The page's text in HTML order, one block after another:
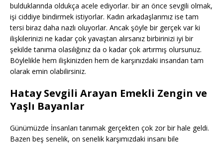
bulduklarında oldukça acele ediyorlar. bir an önce sevgili olmak,
işi ciddiye bindirmek istiyorlar. Kadın arkadaşlarımız ise tam
tersi biraz daha nazlı oluyorlar. Ancak şöyle bir gerçek var ki
ilişkilerinizi ne kadar çok yavaştan alırsanız birbirinizi iyi bir
şekilde tanıma olasılığınız da o kadar çok artırmış olursunuz.
Böylelikle hem ilişkinizden hem de karşınızdaki insandan tam
olarak emin olabilirsiniz.
Hatay Sevgili Arayan Emekli Zengin ve
Yaşlı Bayanlar
Günümüzde İnsanları tanımak gerçekten çok zor bir hale geldi.
Bazen beş senelik, on senelik karşımızdaki insanı bile